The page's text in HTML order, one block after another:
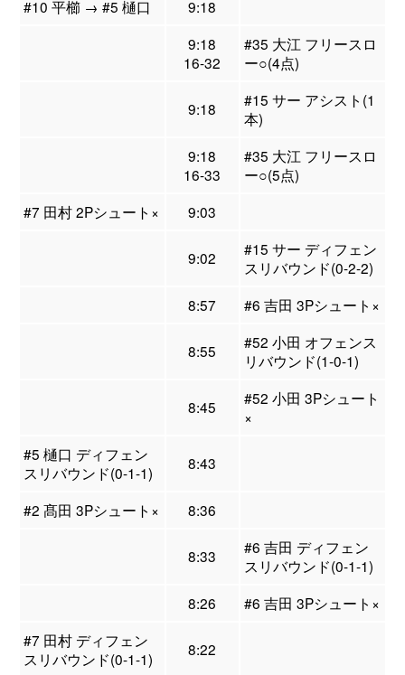
#10 平櫛 → #5 樋口
9:18
9:18
16-32
#35 大江 フリースロ
ー○(4点)
9:18
#15 サー アシスト(1
本)
9:18
16-33
#35 大江 フリースロ
ー○(5点)
#7 田村 2Pシュート×
9:03
9:02
#15 サー ディフェン
スリバウンド(0-2-2)
8:57
#6 吉田 3Pシュート×
8:55
#52 小田 オフェンス
リバウンド(1-0-1)
8:45
#52 小田 3Pシュート
×
#5 樋口 ディフェン
スリバウンド(0-1-1)
8:43
#2 髙田 3Pシュート× 8:36
8:33
#6 吉田 ディフェン
スリバウンド(0-1-1)
8:26
#6 吉田 3Pシュート×
#7 田村 ディフェン
スリバウンド(0-1-1)
8:22